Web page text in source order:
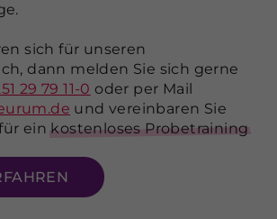
sich für unseren
dann melden Sie sich gerne
29 79 11-0 oder per Mail
und vereinbaren Sie
ein kostenloses Probetraining.